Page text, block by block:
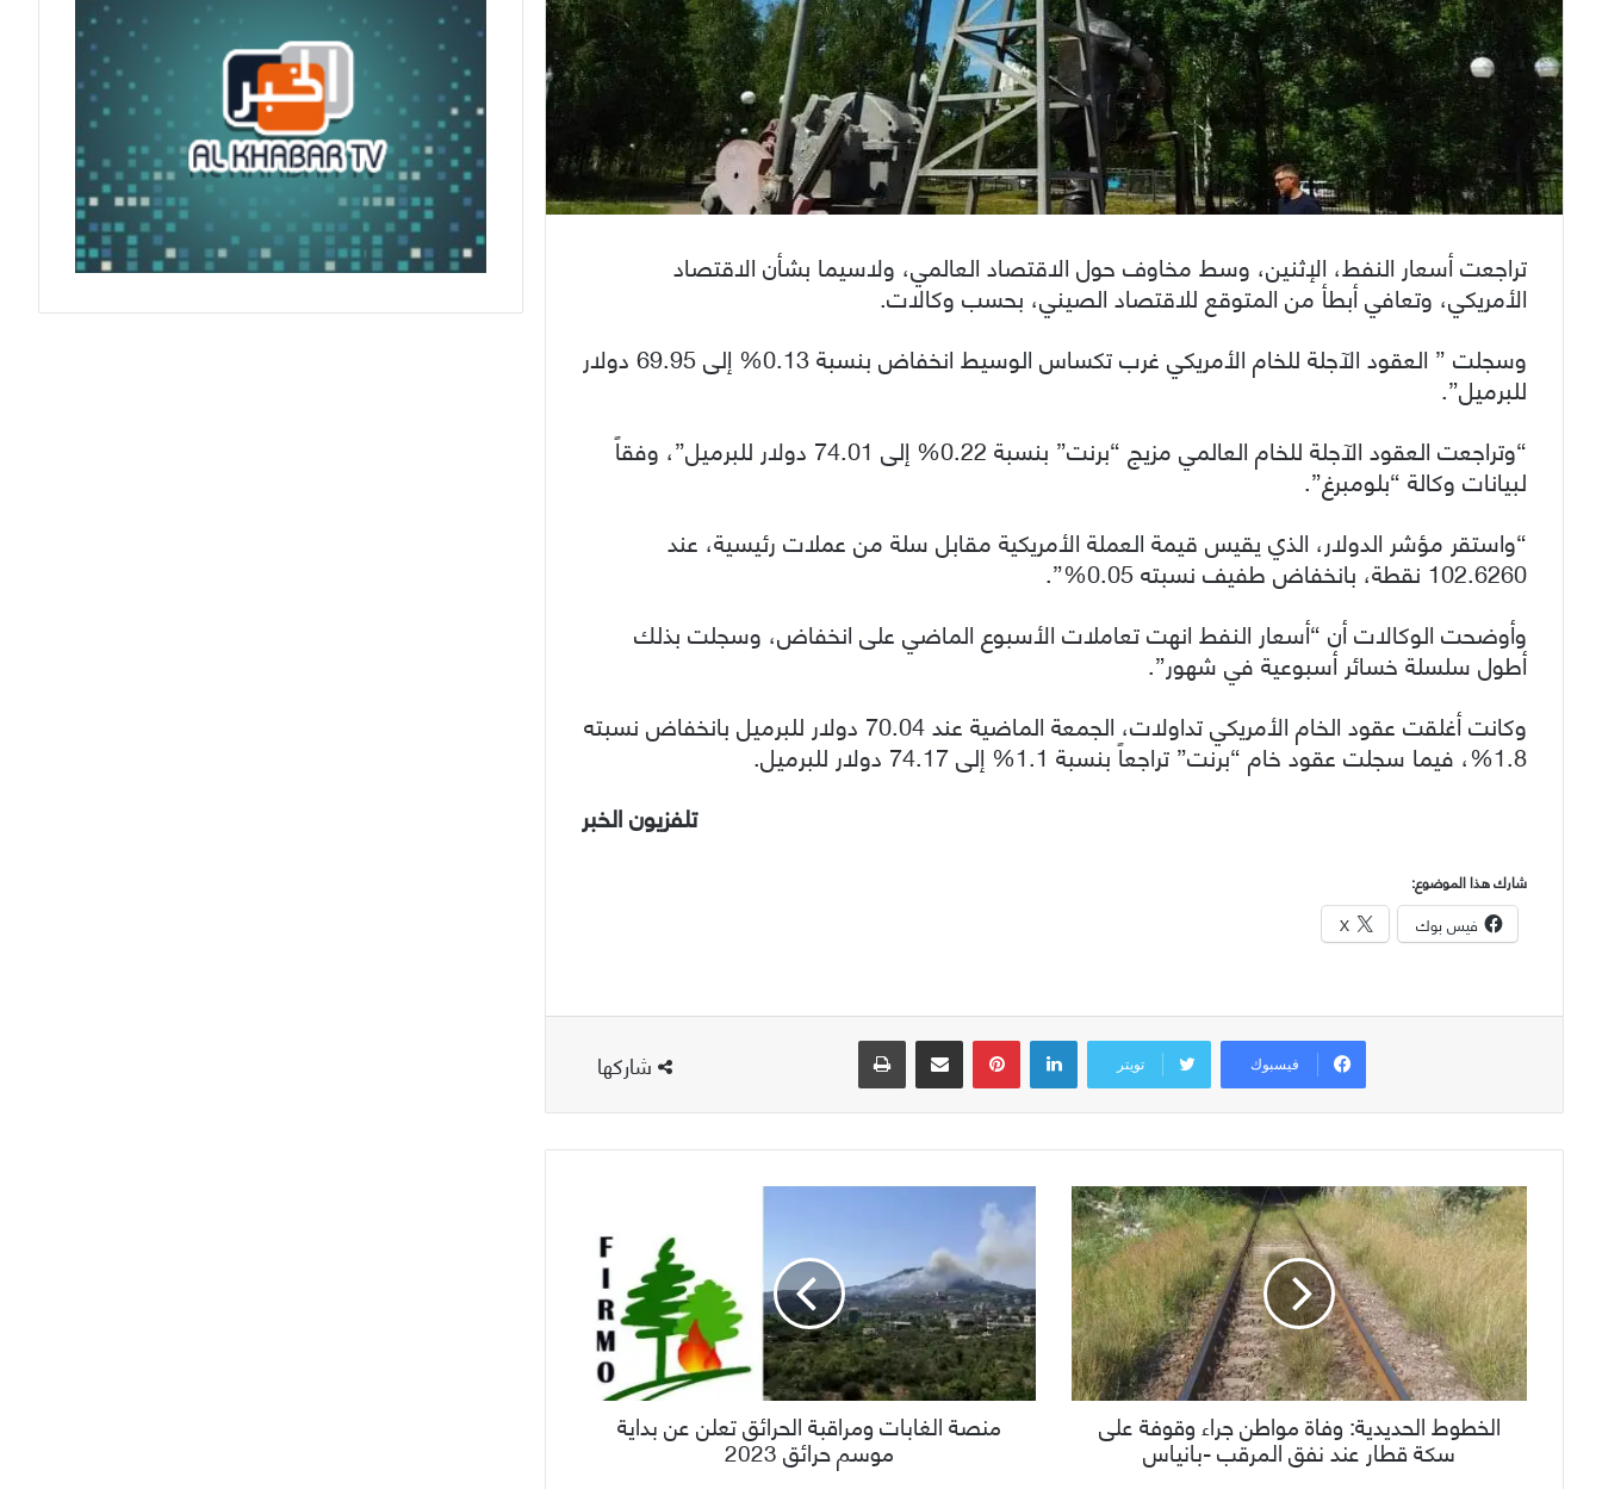
تراجعت أسعار النفط، الإثنين، وسط مخاوف حول الاقتصاد العالمي، ولاسيما بشأن الاقتصاد
الأمريكي، وتعافي أبطأ من المتوقع للاقتصاد الصيني، بحسب وكالات.
وسجلت ” العقود الآجلة للخام الأمريكي غرب تكساس الوسيط انخفاض بنسبة 0.13% إلى 69.95 دولار
للبرميل”.
“وتراجعت العقود الآجلة للخام العالمي مزيج “برنت” بنسبة 0.22% إلى 74.01 دولار للبرميل”، وفقاً
لبيانات وكالة “بلومبرغ”.
“واستقر مؤشر الدولار، الذي يقيس قيمة العملة الأمريكية مقابل سلة من عملات رئيسية، عند
102.6260 نقطة، بانخفاض طفيف نسبته 0.05%”.
وأوضحت الوكالات أن “أسعار النفط انهت تعاملات الأسبوع الماضي على انخفاض، وسجلت بذلك
أطول سلسلة خسائر أسبوعية في شهور”.
وكانت أغلقت عقود الخام الأمريكي تداولات، الجمعة الماضية عند 70.04 دولار للبرميل بانخفاض نسبته
1.8%، فيما سجلت عقود خام “برنت” تراجعاً بنسبة 1.1% إلى 74.17 دولار للبرميل.
تلفزيون الخبر
شارك هذا الموضوع:
فيس بوك X
شاركها فيسبوك تويتر
لينكدإن بينتيريست مشاركة عبر البريد طباعة
الخطوط الحديدية: وفاة مواطن جراء وقوفة على
سكة قطار عند نفق المرقب -بانياس
منصة الغابات ومراقبة الحرائق تعلن عن بداية
موسم حرائق 2023